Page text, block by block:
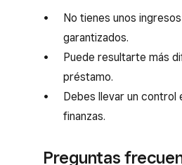
No tienes unos
garantizados.
Puede resultarte más
préstamo.
Debes llevar un
finanzas.
Preguntas